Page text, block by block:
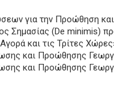
για την Προώθηση
Σημασίας (De minimis)
και τις Τρίτες
και Προώθησης
και Προώθησης